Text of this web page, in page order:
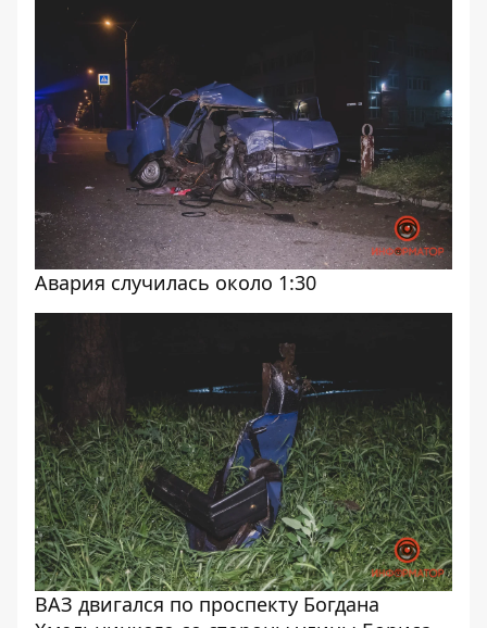
Авария случилась около 1:30
ВАЗ двигался по проспекту Богдана